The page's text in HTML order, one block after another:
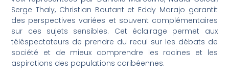
Serge Thaly, Christian Boutant et Eddy Marajo garantit
des perspectives variées et souvent complémentaires
sur ces sujets sensibles. Cet éclairage permet aux
téléspectateurs de prendre du recul sur les débats de
société et de mieux comprendre les racines et les
aspirations des populations caribéennes.